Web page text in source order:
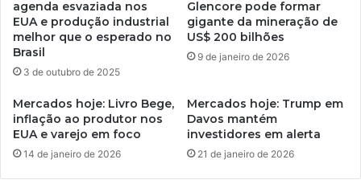
agenda esvaziada nos
EUA e produção industrial
melhor que o esperado no
Brasil
3 de outubro de 2025
Glencore pode formar
gigante da mineração de
US$ 200 bilhões
9 de janeiro de 2026
Mercados hoje: Livro Bege,
inflação ao produtor nos
EUA e varejo em foco
14 de janeiro de 2026
Mercados hoje: Trump em
Davos mantém
investidores em alerta
21 de janeiro de 2026